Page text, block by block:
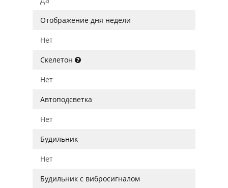
Отображение дня недели
Нет
Скелетон
Нет
Автоподсветка
Нет
Будильник
Нет
Будильник с вибросигналом